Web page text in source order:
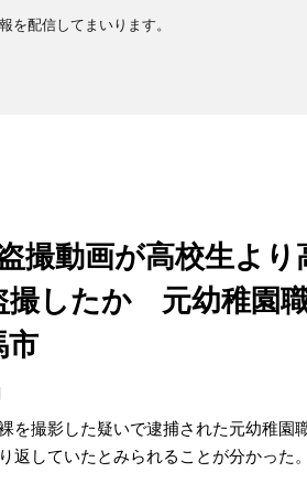
を配信してまいります。
撮動画が高校生よ
撮したか 元幼稚園
市
を撮影した疑いで逮捕された元幼稚園
返していたとみられることが分かった。